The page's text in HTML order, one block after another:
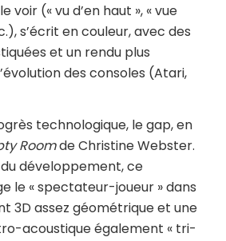
voir (« vu d’en haut », « vue
s’écrit en couleur, avec des
et un rendu plus
des consoles (Atari,
technologique, le gap, en
Roomde Christine Webster.
développement, ce
le « spectateur-joueur » dans
3D assez géométrique et une
acoustique également « tri-